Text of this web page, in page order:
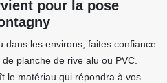
pour la pose
dans les environs, faites confiance
planche de rive alu ou PVC.
le matériau qui répondra à vos